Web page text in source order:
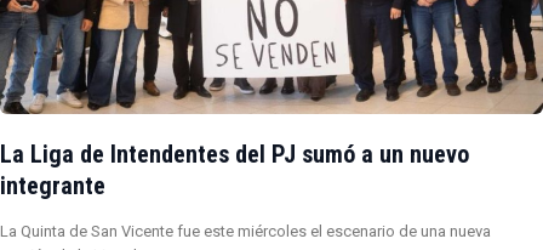
La Liga de Intendentes del PJ sumó a un nuevo
integrante
La Quinta de San Vicente fue este miércoles el escenario de una nueva